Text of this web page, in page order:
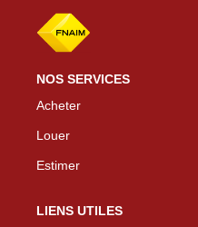
NOS SERVICES
Acheter
Louer
Estimer
LIENS UTILES